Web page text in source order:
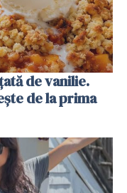
de vanilie.
de la prima